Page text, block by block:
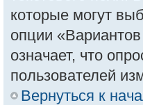
которые могут
опции
означает, что
пользователей
Вернуться к